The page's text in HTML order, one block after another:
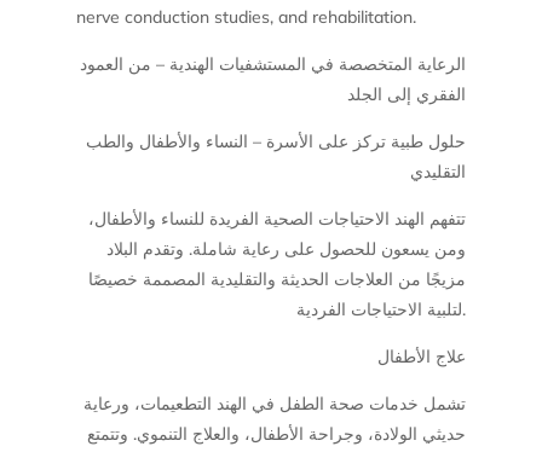
nerve conduction studies, and rehabilitation.
الرعاية المتخصصة في المستشفيات الهندية – من العمود
الفقري إلى الجلد
حلول طبية تركز على الأسرة – النساء والأطفال والطب
التقليدي
تتفهم الهند الاحتياجات الصحية الفريدة للنساء والأطفال،
ومن يسعون للحصول على رعاية شاملة. وتقدم البلاد
مزيجًا من العلاجات الحديثة والتقليدية المصممة خصيصًا
لتلبية الاحتياجات الفردية.
علاج الأطفال
تشمل خدمات صحة الطفل في الهند التطعيمات، ورعاية
حديثي الولادة، وجراحة الأطفال، والعلاج التنموي. وتتمتع